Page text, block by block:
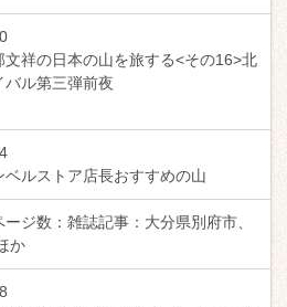
文祥の日本の山を旅する<その16>北
ル第三弾前夜
ベルストア店長おすすめの山
ージ数： 雑誌記事： 大分県別府市、
か